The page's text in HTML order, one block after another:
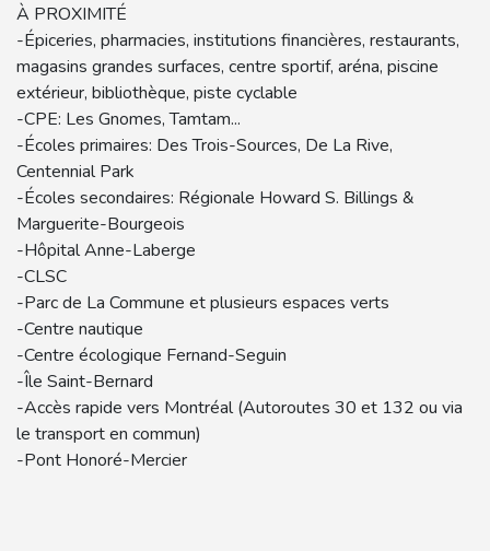
À PROXIMITÉ
-Épiceries, pharmacies, institutions financières, restaurants,
magasins grandes surfaces, centre sportif, aréna, piscine
extérieur, bibliothèque, piste cyclable
-CPE: Les Gnomes, Tamtam...
-Écoles primaires: Des Trois-Sources, De La Rive,
Centennial Park
-Écoles secondaires: Régionale Howard S. Billings &
Marguerite-Bourgeois
-Hôpital Anne-Laberge
-CLSC
-Parc de La Commune et plusieurs espaces verts
-Centre nautique
-Centre écologique Fernand-Seguin
-Île Saint-Bernard
-Accès rapide vers Montréal (Autoroutes 30 et 132 ou via
le transport en commun)
-Pont Honoré-Mercier